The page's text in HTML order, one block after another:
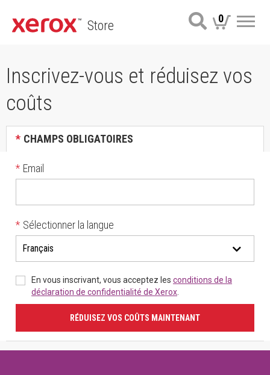
Store 0
Inscrivez-vous et réduisez vos
coûts
* CHAMPS OBLIGATOIRES
* Email
* Sélectionner la langue
Français
En vous inscrivant, vous acceptez les conditions de la
déclaration de confidentialité de Xerox
RÉDUISEZ VOS COÛTS MAINTENANT